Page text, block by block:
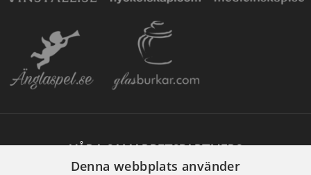
VÅRA SAMARBETSPARTNERS
Denna webbplats använder